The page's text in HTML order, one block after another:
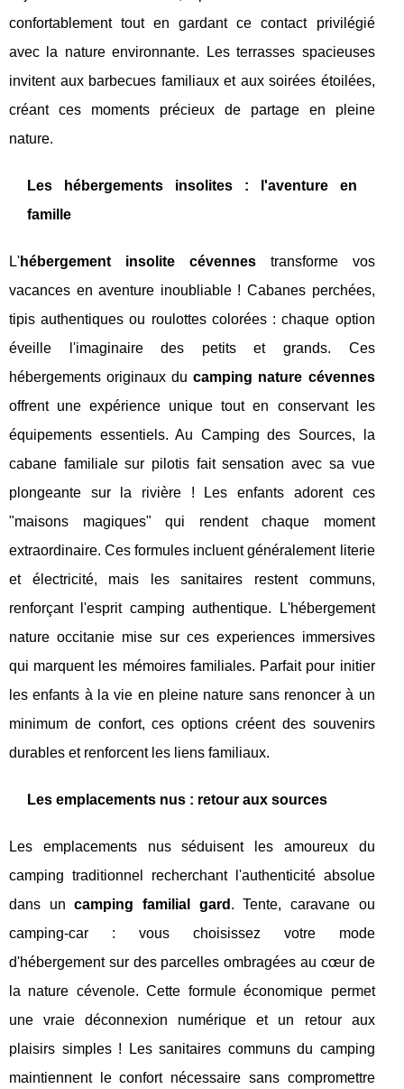
confortablement tout en gardant ce contact privilégié
avec la nature environnante. Les terrasses spacieuses
invitent aux barbecues familiaux et aux soirées étoilées,
créant ces moments précieux de partage en pleine
nature.
Les hébergements insolites : l'aventure en
famille
L'hébergement insolite cévennestransforme vos
vacances en aventure inoubliable ! Cabanes perchées,
tipis authentiques ou roulottes colorées : chaque option
éveille l'imaginaire des petits et grands. Ces
hébergements originaux ducamping nature cévennes
offrent une expérience unique tout en conservant les
équipements essentiels. Au Camping des Sources, la
cabane familiale sur pilotis fait sensation avec sa vue
plongeante sur la rivière ! Les enfants adorent ces
"maisons magiques" qui rendent chaque moment
extraordinaire. Ces formules incluent généralement literie
et électricité, mais les sanitaires restent communs,
renforçant l'esprit camping authentique. L'hébergement
nature occitanie mise sur ces experiences immersives
qui marquent les mémoires familiales. Parfait pour initier
les enfants à la vie en pleine nature sans renoncer à un
minimum de confort, ces options créent des souvenirs
durables et renforcent les liens familiaux.
Les emplacements nus : retour aux sources
Les emplacements nus séduisent les amoureux du
camping traditionnel recherchant l'authenticité absolue
dans uncamping familial gard . Tente, caravane ou
camping-car : vous choisissez votre mode
d'hébergement sur des parcelles ombragées au cœur de
la nature cévenole. Cette formule économique permet
une vraie déconnexion numérique et un retour aux
plaisirs simples ! Les sanitaires communs du camping
maintiennent le confort nécessaire sans compromettre